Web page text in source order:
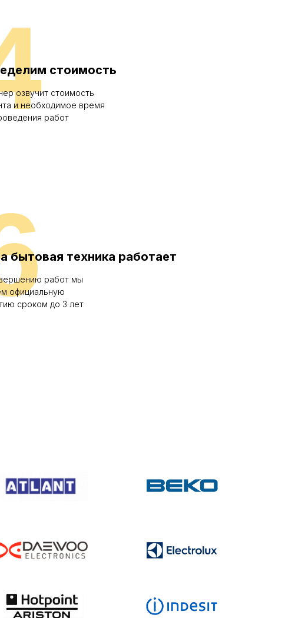
стоимость
озвучит стоимость
и необходимое время
работ
бытовая техника работает
работ мы
официальную
сроком до 3 лет